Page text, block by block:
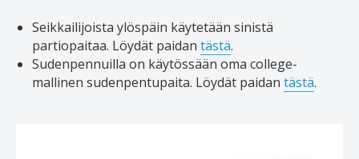
Seikkailijoista ylöspäin käytetään sinistä
partiopaitaa. Löydät paidan tästä.
Sudenpennuilla on käytössään oma college-
mallinen sudenpentupaita. Löydät paidan tästä.